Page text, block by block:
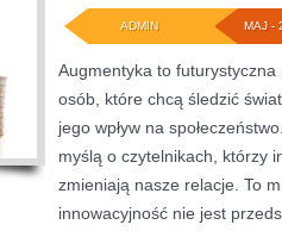
MAJ -
ADMIN
Augmentyka to
osób, które chcą śledzić
jego wpływ na
myślą o czytelnikach, którzy
zmieniają nasze relacje. To
innowacyjność nie jest